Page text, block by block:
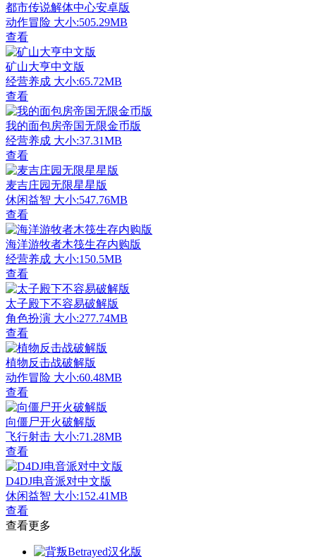
都市传说解体中心安卓版
动作冒险 大小:505.29MB
查看
矿山大亨中文版
经营养成 大小:65.72MB
查看
我的面包房帝国无限金币版
经营养成 大小:37.31MB
查看
麦吉庄园无限星星版
休闲益智 大小:547.76MB
查看
海洋游牧者木筏生存内购版
经营养成 大小:150.5MB
查看
太子殿下不容易破解版
角色扮演 大小:277.74MB
查看
植物反击战破解版
动作冒险 大小:60.48MB
查看
向僵尸开火破解版
飞行射击 大小:71.28MB
查看
D4DJ电音派对中文版
休闲益智 大小:152.41MB
查看
查看更多